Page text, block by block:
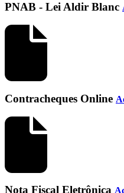
PNAB - Lei Aldir Blanc
Contracheques Online
Nota Fiscal Eletrônica